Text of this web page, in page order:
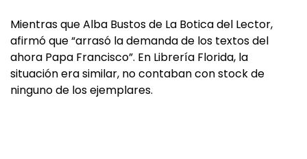
Mientras que Alba Bustos de La Botica del Lector,
afirmó que “arrasó la demanda de los textos del
ahora Papa Francisco”. En Librería Florida, la
situación era similar, no contaban con stock de
ninguno de los ejemplares.